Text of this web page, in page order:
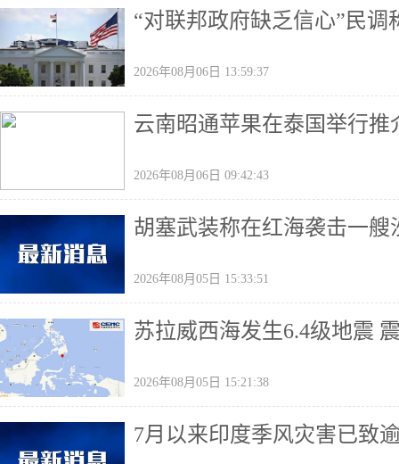
“对联邦政府缺乏信心”民
2026年08月06日 13:59:37
云南昭通苹果在泰国举行推
2026年08月06日 09:42:43
胡塞武装称在红海袭击一艘
2026年08月05日 15:33:51
苏拉威西海发生6.4级地震
2026年08月05日 15:21:38
7月以来印度季风灾害已致